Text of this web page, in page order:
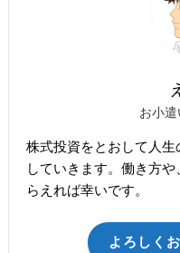
お小
株式投資をとおして人
していきます。働き方
らえれば幸いです。
よろしく